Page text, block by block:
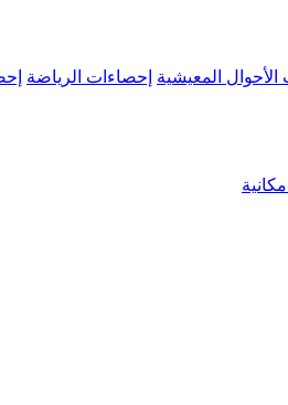
الأحوال المعيشية إحصاءات الرياضة